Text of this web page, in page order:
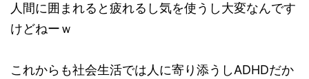
人間に囲まれると疲れるし気を使うし大変なんです
けどねーｗ
これからも社会生活では人に寄り添うしADHDだか